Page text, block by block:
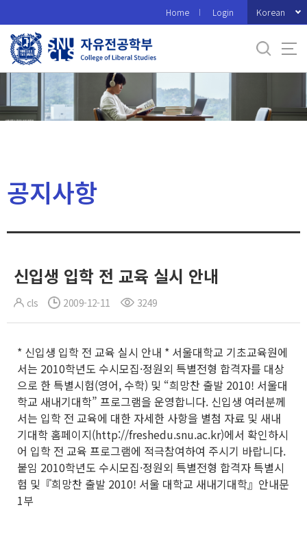
로
메
Home Login Korean
공지사항
신입생 입학 전 교육 실시 안내
cls 2009-12-11 3249
* 신입생 입학 전 교육 실시 안내 * 서울대학교 기초교육원에
서는 2010학년도 수시모집·정원외 특별전형 합격자를 대상
으로 한 특별시험(영어, 수학) 및 “희망찬 출발 2010! 서울대
학교 새내기대학” 프로그램을 운영합니다. 신입생 여러분께
서는 입학 전 교육에 대한 자세한 사항을 별첨 자료 및 새내
기대학 홈페이지(http://freshedu.snu.ac.kr)에서 확인하시
어 입학 전 교육 프로그램에 적극참여하여 주시기 바랍니다.
붙임 2010학년도 수시모집·정원외 특별전형 합격자 특별시
험 및『희망찬 출발 2010! 서울 대학교 새내기대학』안내문
1부